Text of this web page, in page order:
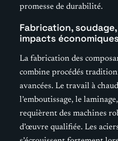
promesse de durabilité.
Fabrication,
impacts
La fabrication des
combine procédés
avancées. Le travail à
l’emboutissage, le
requièrent des machines
d’œuvre qualifiée. Les